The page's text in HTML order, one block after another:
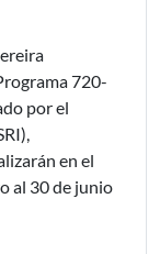
720-
por el
en el
al 30 de junio